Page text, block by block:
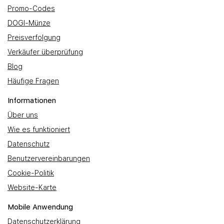
Promo-Codes
DOGI-Münze
Preisverfolgung
Verkäufer überprüfung
Blog
Häufige Fragen
Informationen
Über uns
Wie es funktioniert
Datenschutz
Benutzervereinbarungen
Cookie-Politik
Website-Karte
Mobile Anwendung
Datenschutzerklärung